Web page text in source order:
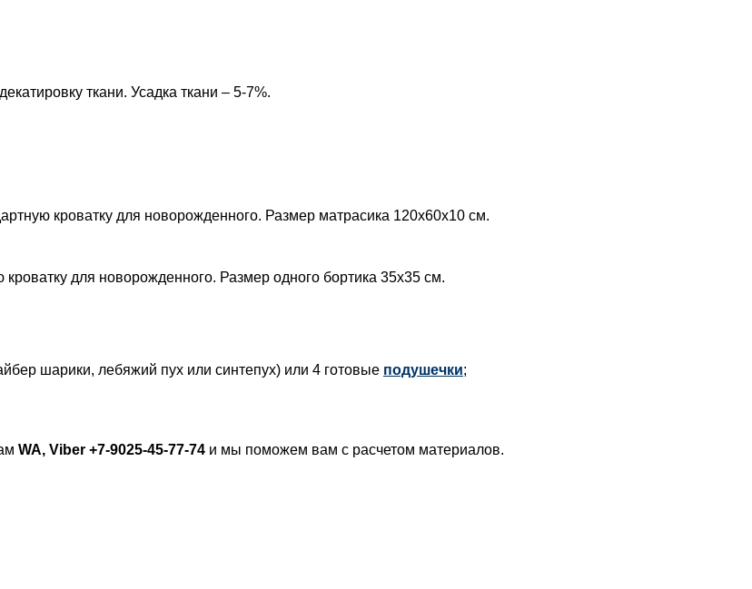
ткани. Усадка ткани – 5-7%.
кроватку для новорожденного. Размер матрасика 120х60х10 см.
кроватку для новорожденного. Размер одного бортика 35х35 см.
шарики, лебяжий пух или синтепух) или 4 готовые подушечки;
WA, Viber +7-9025-45-77-74 и мы поможем вам с расчетом материалов.